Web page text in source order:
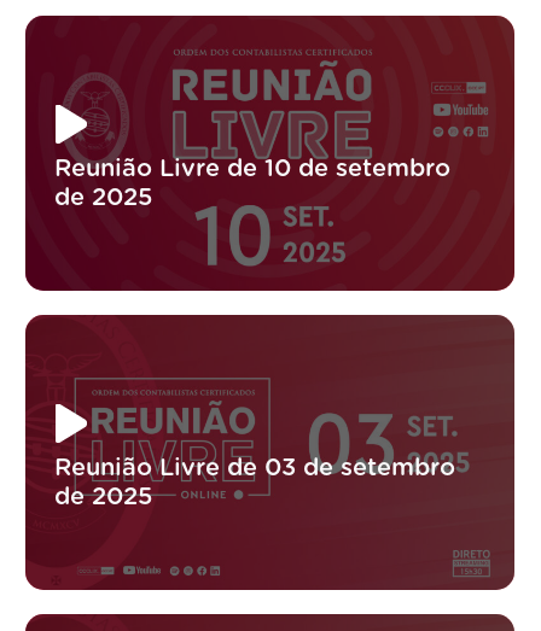
Reunião Livre de 10 de setembro
de 2025
Reunião Livre de 03 de setembro
de 2025